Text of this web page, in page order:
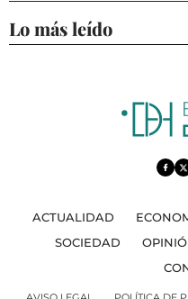
Lo más leído
ACTUALIDAD
SOCIEDAD